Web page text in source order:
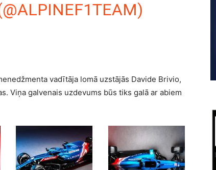
vadītāja lomā uzstājās Davide Brivio,
Viņa galvenais uzdevums būs tiks galā ar abiem